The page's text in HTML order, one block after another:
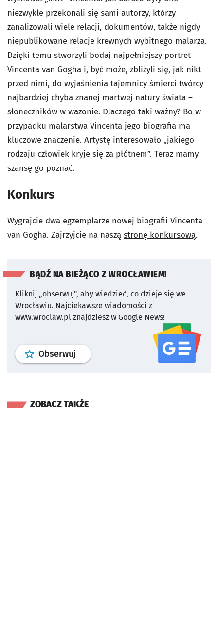
niezwykłe przekonali się sami autorzy, którzy
zanalizowali wiele relacji, dokumentów, także nigdy
niepublikowane relacje krewnych wybitnego malarza.
Dzięki temu stworzyli bodaj najpełniejszy portret
Vincenta van Gogha i, być może, zbliżyli się, jak nikt
przed nimi, do wyjaśnienia tajemnicy śmierci twórcy
najbardziej chyba znanej martwej natury świata –
słoneczników w wazonie. Dlaczego taki ważny? Bo w
przypadku malarstwa Vincenta jego biografia ma
kluczowe znaczenie. Artystę interesowało „jakiego
rodzaju człowiek kryje się za płótnem”. Teraz mamy
szansę go poznać.
Konkurs
Wygrajcie dwa egzemplarze nowej biografii Vincenta
van Gogha. Zajrzyjcie na naszą stronę konkursową.
BĄDŹ NA BIEŻĄCO Z WROCŁAWIEM!
Kliknij „obserwuj”, aby wiedzieć, co dzieje się we
Wrocławiu. Najciekawsze wiadomości z
www.wroclaw.pl znajdziesz w Google News!
Obserwuj profil serwisu
ZOBACZ TAKŻE